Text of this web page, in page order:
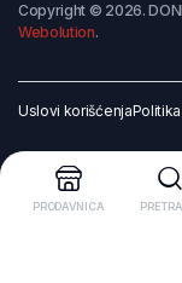
Copyright © 2026.
Webolution.
Uslovi korišćenja
PRODAVNICA